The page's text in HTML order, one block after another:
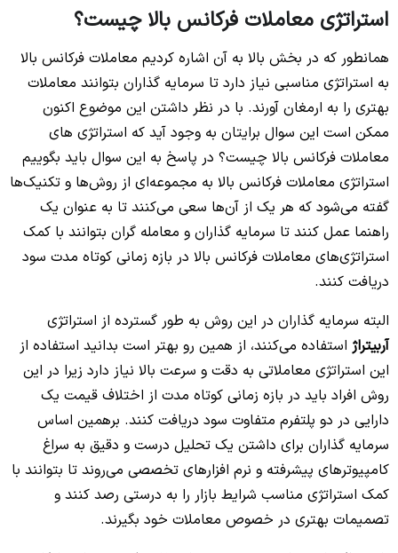
استراتژی معاملات فرکانس بالا چیست؟
همانطور که در بخش بالا به آن اشاره کردیم معاملات فرکانس بالا
به استراتژی مناسبی نیاز دارد تا سرمایه گذاران بتوانند معاملات
بهتری را به ارمغان آورند. با در نظر داشتن این موضوع اکنون
ممکن است این سوال برایتان به وجود آید که استراتژی های
معاملات فرکانس بالا چیست؟ در پاسخ به این سوال باید بگوییم
استراتژی معاملات فرکانس بالا به مجموعه‌ای از روش‌ها و تکنیک‌ها
گفته می‌شود که هر یک از آن‌ها سعی می‌کنند تا به عنوان یک
راهنما عمل کنند تا سرمایه گذاران و معامله گران بتوانند با کمک
استراتژی‌های معاملات فرکانس بالا در بازه زمانی کوتاه مدت سود
دریافت کنند.
البته سرمایه گذاران در این روش به طور گسترده از استراتژی
آربیتراژ استفاده می‌کنند، از همین رو بهتر است بدانید استفاده از
این استراتژی معاملاتی به دقت و سرعت بالا نیاز دارد زیرا در این
روش افراد باید در بازه زمانی کوتاه مدت از اختلاف قیمت یک
دارایی در دو پلتفرم متفاوت سود دریافت کنند. برهمین اساس
سرمایه گذاران برای داشتن یک تحلیل درست و دقیق به سراغ
کامپیوترهای پیشرفته و نرم افزارهای تخصصی می‌روند تا بتوانند با
کمک استراتژی مناسب شرایط بازار را به درستی رصد کنند و
تصمیمات بهتری در خصوص معاملات خود بگیرند.